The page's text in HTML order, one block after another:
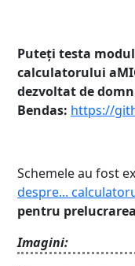
Puteți testa
calculatorului
dezvoltat de
Bendas: https://
Schemele au fost
despre...
pentru
Imagini: